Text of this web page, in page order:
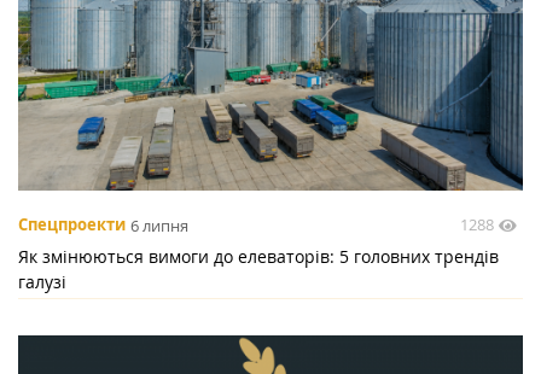
Спецпроекти 6 липня 1288
Як змінюються вимоги до елеваторів: 5 головних трендів
галузі